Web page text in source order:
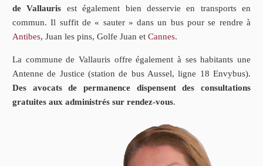
de Vallauris est également bien desservie en transports en
commun. Il suffit de « sauter » dans un bus pour se rendre à
Antibes, Juan les pins, Golfe Juan et Cannes.
La commune de Vallauris offre également à ses habitants une
Antenne de Justice (station de bus Aussel, ligne 18 Envybus).
Des avocats de permanence dispensent des consultations
gratuites aux administrés sur rendez-vous.